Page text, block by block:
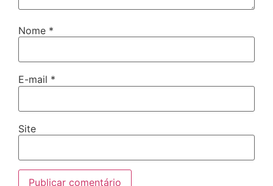
Nome *
E-mail *
Site